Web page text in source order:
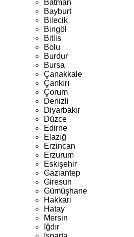
Batman
Bayburt
Bilecik
Bingöl
Bitlis
Bolu
Burdur
Bursa
Çanakkale
Çankırı
Çorum
Denizli
Diyarbakır
Düzce
Edirne
Elazığ
Erzincan
Erzurum
Eskişehir
Gaziantep
Giresun
Gümüşhane
Hakkari
Hatay
Mersin
Iğdır